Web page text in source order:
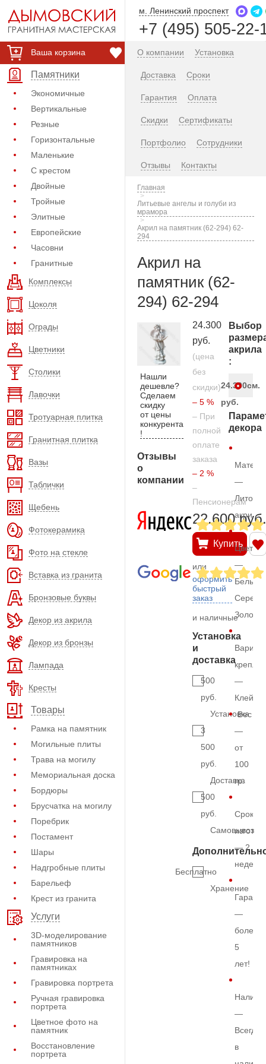
Ваша корзина
Памятники
Экономичные
Вертикальные
Резные
Горизонтальные
Маленькие
С крестом
Двойные
Тройные
Элитные
Европейские
Часовни
Гранитные
Комплексы
Цоколя
Ограды
Цветники
Столики
Лавочки
Тротуарная плитка
Гранитная плитка
Вазы
Таблички
Щебень
Фотокерамика
Фото на стекле
Вставка из гранита
Бронзовые буквы
Декор из акрила
Декор из бронзы
Лампада
Кресты
Товары
Рамка на памятник
Могильные плиты
Трава на могилу
Мемориальная доска
Бордюры
Брусчатка на могилу
Поребрик
Постамент
Шары
Надгробные плиты
Барельеф
Крест из гранита
Услуги
3D-моделирование
памятников
Гравировка на
памятниках
Гравировка портрета
Ручная гравировка
портрета
Цветное фото на
памятник
Восстановление
портрета
м. Ленинский проспект
+7 (495) 505-22-
О компании Установка
Доставка Сроки
Гарантия Оплата
Скидки Сертификаты
Портфолио Сотрудники
Отзывы Контакты
Главная
Литьевые ангелы и голуби из
мрамора
Акрил на памятник (62-294) 62-
294
Акрил на
памятник (62-
294) 62-294
Нашли
дешевле?
Сделаем
скидку
от цены
конкурента
!
Отзывы
о
компании
24.300
руб.
(цена
без
скидки)
– 5 %
– При
полной
оплате
заказа
– 2 %
–
Пенсионерам
22.600 руб.
Купить
или
оформить
быстрый
заказ
и наличные
Установка
и
доставка
500
руб.
Установка
3
500
руб.
Доставка
500
руб.
Самовывоз
Бесплатно
Хранение
Выбор
акрила
:
24.300
руб.
см.
декора
—
Литой
акрил
Цвет
—
Белый,
Золото
—
Клей
Вес
—
от
100
гр.
Срок
— 2
недели
—
более
5
лет!
—
Всегда
в